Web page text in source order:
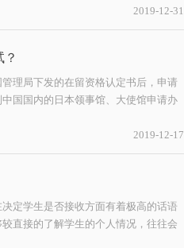
2019-12-31
理局下发的在留资格认定书后，申请
国国内的日本领事馆、大使馆申请办
2019-12-17
定学生是否接收方面有着极高的话语
直接的了解学生的个人情况，往往会